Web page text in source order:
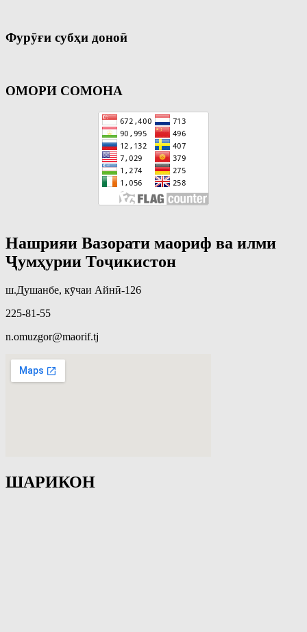
Фурӯғи субҳи доноӣ
ОМОРИ СОМОНА
Нашрияи Вазорати маориф ва илми
Ҷумҳурии Тоҷикистон
ш.Душанбе, кӯчаи Айнӣ-126
225-81-55
n.omuzgor@maorif.tj
ШАРИКОН